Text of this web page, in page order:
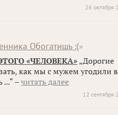
26 октября
Обогатишь :(»
«ЧЕЛОВЕКА» „Дорогие
как мы с мужем угодили в
– читать далее
12 сентября